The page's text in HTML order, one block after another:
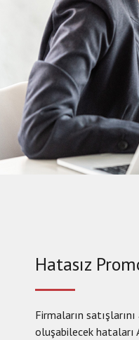
Hatasız
Firmaların
oluşabilecek hataları